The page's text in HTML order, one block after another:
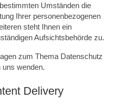
Umständen die
Ihrer personenbezogenen
steht Ihnen ein
Aufsichtsbehörde zu.
zum Thema Datenschutz
uns wenden.
Delivery